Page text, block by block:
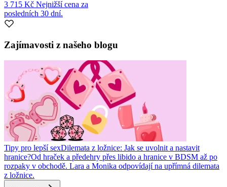
3 715 Kč Nejnižší cena za
posledních 30 dní.
Zajímavosti z našeho blogu
Tipy pro lepší sexDilemata z ložnice: Jak se uvolnit a nastavit
hranice?Od hraček a předehry přes libido a hranice v BDSM až po
rozpaky v obchodě. Lara a Monika odpovídají na upřímná dilemata
z ložnice.